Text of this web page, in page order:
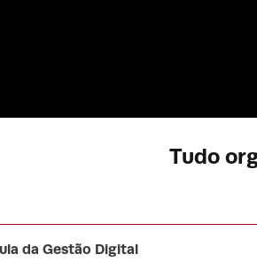
Tudo
da Gestão Digital